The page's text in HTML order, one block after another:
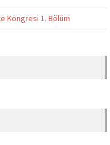
Kongresi 1. Bölüm